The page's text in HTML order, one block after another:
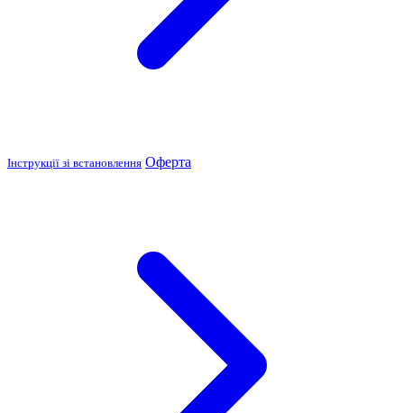
Інструкції зі встановлення Оферта